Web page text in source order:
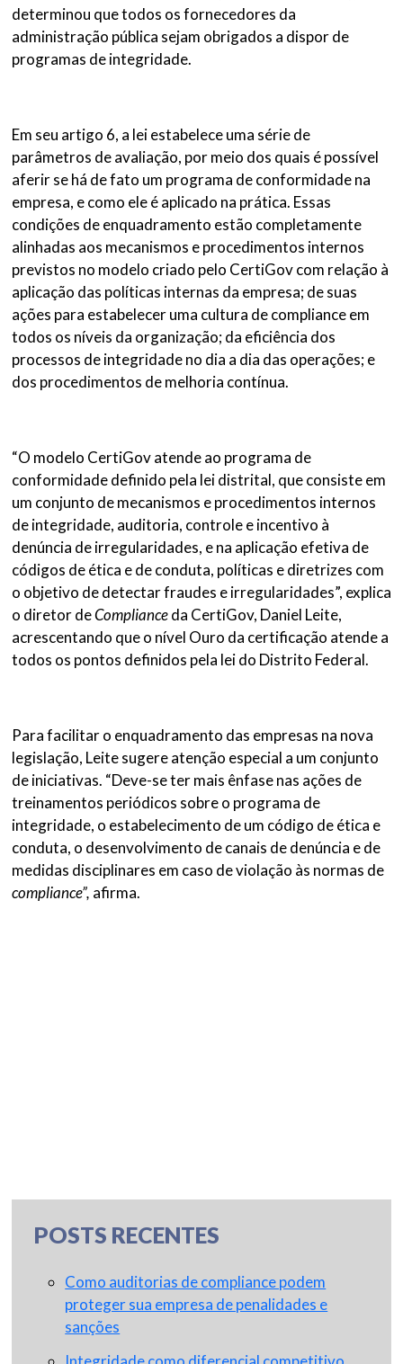
determinou que todos os fornecedores da
administração pública sejam obrigados a dispor de
programas de integridade.
Em seu artigo 6, a lei estabelece uma série de
parâmetros de avaliação, por meio dos quais é possível
aferir se há de fato um programa de conformidade na
empresa, e como ele é aplicado na prática. Essas
condições de enquadramento estão completamente
alinhadas aos mecanismos e procedimentos internos
previstos no modelo criado pelo CertiGov com relação à
aplicação das políticas internas da empresa; de suas
ações para estabelecer uma cultura de compliance em
todos os níveis da organização; da eficiência dos
processos de integridade no dia a dia das operações; e
dos procedimentos de melhoria contínua.
“O modelo CertiGov atende ao programa de
conformidade definido pela lei distrital, que consiste em
um conjunto de mecanismos e procedimentos internos
de integridade, auditoria, controle e incentivo à
denúncia de irregularidades, e na aplicação efetiva de
códigos de ética e de conduta, políticas e diretrizes com
o objetivo de detectar fraudes e irregularidades”, explica
o diretor deComplianceda CertiGov, Daniel Leite,
acrescentando que o nível Ouro da certificação atende a
todos os pontos definidos pela lei do Distrito Federal.
Para facilitar o enquadramento das empresas na nova
legislação, Leite sugere atenção especial a um conjunto
de iniciativas. “Deve-se ter mais ênfase nas ações de
treinamentos periódicos sobre o programa de
integridade, o estabelecimento de um código de ética e
conduta, o desenvolvimento de canais de denúncia e de
medidas disciplinares em caso de violação às normas de
compliance”, afirma.
POSTS RECENTES
Como auditorias de compliance podem
proteger sua empresa de penalidades e
sanções